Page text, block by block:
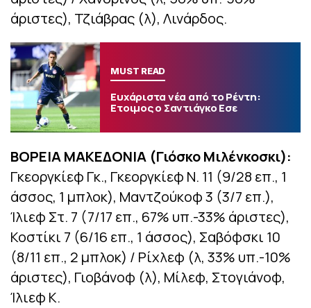
άριστες), Τζιάβρας (λ), Λινάρδος.
MUST READ
Ευχάριστα νέα από το Ρέντη:
Ετοιμος ο Σαντιάγκο Εσε
ΒΟΡΕΙΑ ΜΑΚΕΔΟΝΙΑ (Γιόσκο Μιλένκοσκι):
Γκεοργκίεφ Γκ., Γκεοργκίεφ Ν. 11 (9/28 επ., 1
άσσος, 1 μπλοκ), Μαντζούκοφ 3 (3/7 επ.),
Ίλιεφ Στ. 7 (7/17 επ., 67% υπ.-33% άριστες),
Κοστίκι 7 (6/16 επ., 1 άσσος), Σαβόφσκι 10
(8/11 επ., 2 μπλοκ) / Ρίχλεφ (λ, 33% υπ.-10%
άριστες), Γιοβάνοφ (λ), Μίλεφ, Στογιάνοφ,
Ίλιεφ Κ.